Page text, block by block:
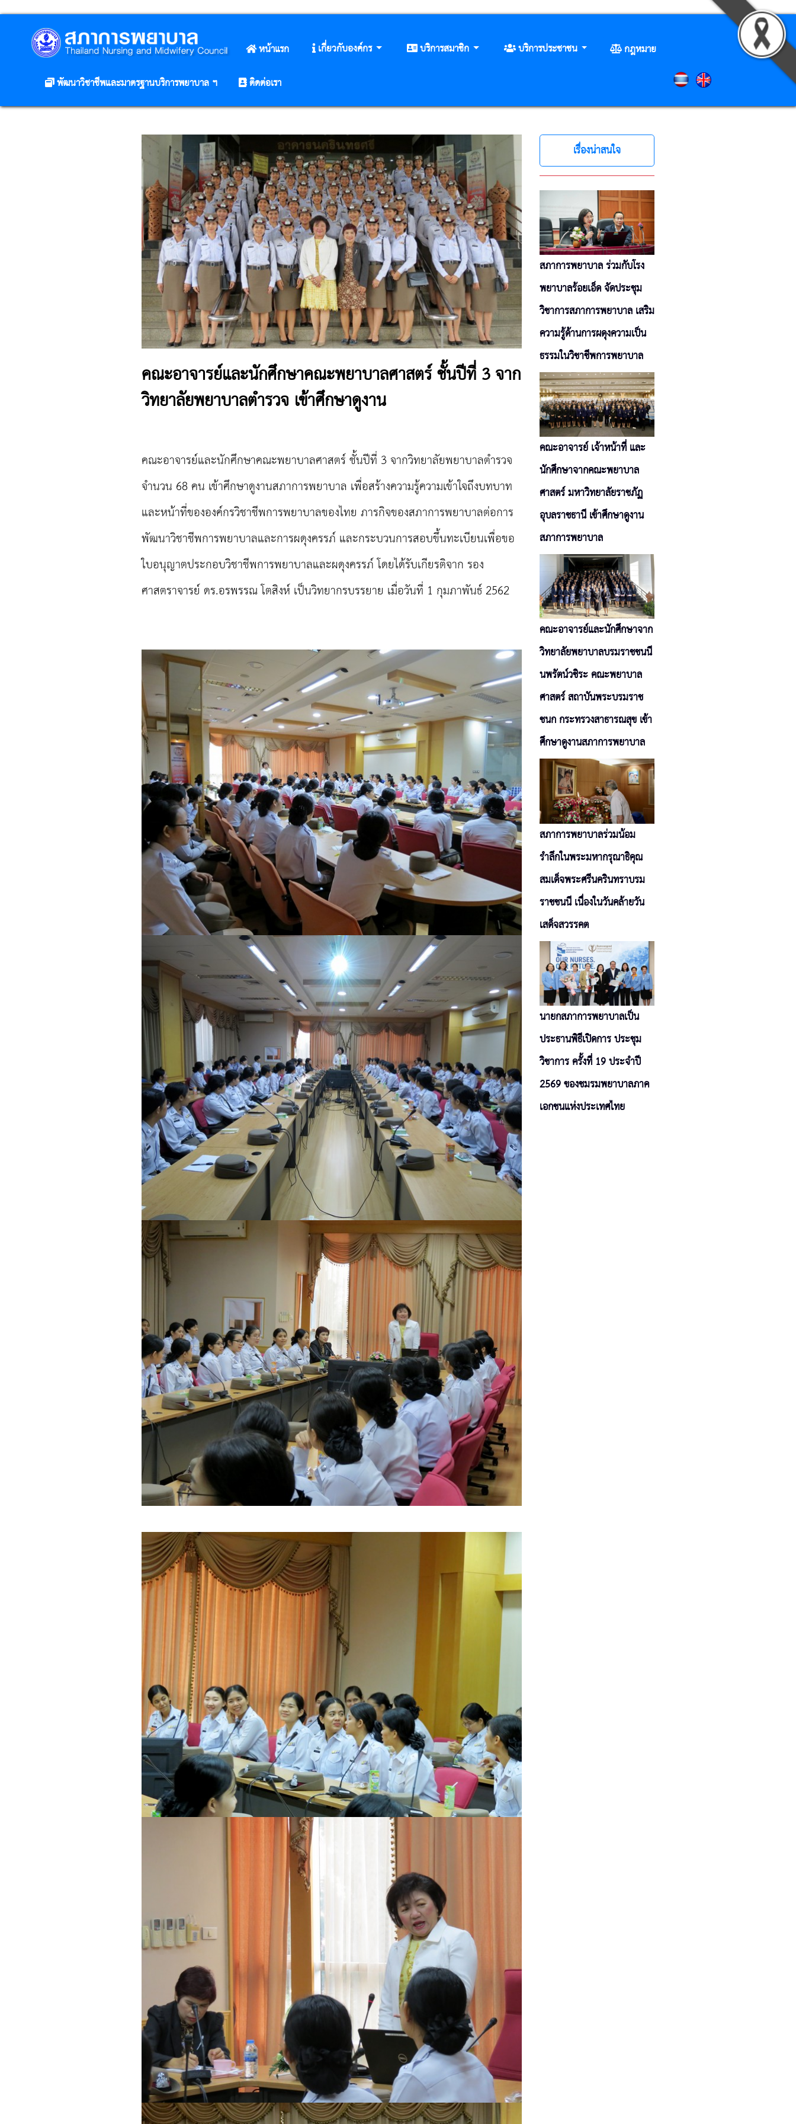
หน้าแรก เกี่ยวกับองค์กร บริการสมาชิก บริการประชาชน
กฎหมาย
พัฒนาวิชาชีพและมาตรฐานบริการพยาบาล ฯ
ติดต่อเรา
คณะอาจารย์และนักศึกษาคณะพยาบาลศาสตร์ ชั้นปีที่ 3 จาก
วิทยาลัยพยาบาลตำรวจ เข้าศึกษาดูงาน
คณะอาจารย์และนักศึกษาคณะพยาบาลศาสตร์ ชั้นปีที่ 3จากวิทยาลัยพยาบาลตำรวจ
จำนวน 68คน เข้าศึกษาดูงานสภาการพยาบาล เพื่อสร้างความรู้ความเข้าใจถึงบทบาท
และหน้าที่ขององค์กรวิชาชีพการพยาบาลของไทย ภารกิจของสภาการพยาบาลต่อการ
พัฒนาวิชาชีพการพยาบาลและการผดุงครรภ์ และกระบวนการสอบขึ้นทะเบียนเพื่อขอ
ใบอนุญาตประกอบวิชาชีพการพยาบาลและผดุงครรภ์ โดยได้รับเกียรติจาก รอง
ศาสตราจารย์ ดร.อรพรรณ โตสิงห์ เป็นวิทยากรบรรยาย เมื่อวันที่ 1 กุมภาพันธ์ 2562
เรื่องน่าสนใจ
สภาการพยาบาล ร่วมกับโรง
พยาบาลร้อยเอ็ด จัดประชุม
วิชาการสภาการพยาบาล เสริม
ความรู้ด้านการผดุงความเป็น
ธรรมในวิชาชีพการพยาบาล
คณะอาจารย์ เจ้าหน้าที่ และ
นักศึกษาจากคณะพยาบาล
ศาสตร์ มหาวิทยาลัยราชภัฏ
อุบลราชธานี เข้าศึกษาดูงาน
สภาการพยาบาล
คณะอาจารย์และนักศึกษาจาก
วิทยาลัยพยาบาลบรมราชชนนี
นพรัตน์วชิระ คณะพยาบาล
ศาสตร์ สถาบันพระบรมราช
ชนก กระทรวงสาธารณสุข เข้า
ศึกษาดูงานสภาการพยาบาล
สภาการพยาบาลร่วมน้อม
รำลึกในพระมหากรุณาธิคุณ
สมเด็จพระศรีนครินทราบรม
ราชชนนี เนื่องในวันคล้ายวัน
เสด็จสวรรคต
นายกสภาการพยาบาลเป็น
ประธานพิธีเปิดการ ประชุม
วิชาการ ครั้งที่ 19 ประจำปี
2569 ของชมรมพยาบาลภาค
เอกชนแห่งประเทศไทย